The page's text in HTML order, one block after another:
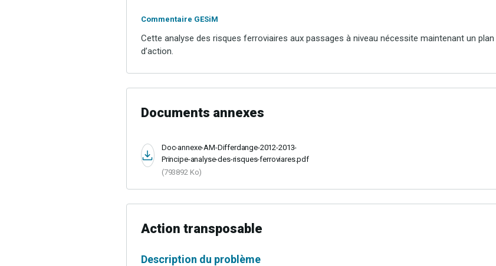
Commentaire GESiM
Cette analyse des risques ferroviaires aux passages à niveau nécessite maintenant un plan
d’action.
Documents annexes
Doc-annexe-AM-Differdange-2012-2013-
Principe-analyse-des-risques-ferroviares.pdf
(793892 Ko)
Action transposable
Description du problème